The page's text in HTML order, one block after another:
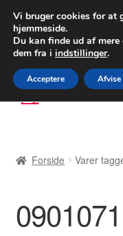
FEDEX
80 82 72
Spring
til
Spring
til
Betalinger
Kasse
Forside Varer
Vi bruger cookies for at
hjemmeside.
Du kan finde ud af
dem fra i indstillinger.
Acceptere Afvise